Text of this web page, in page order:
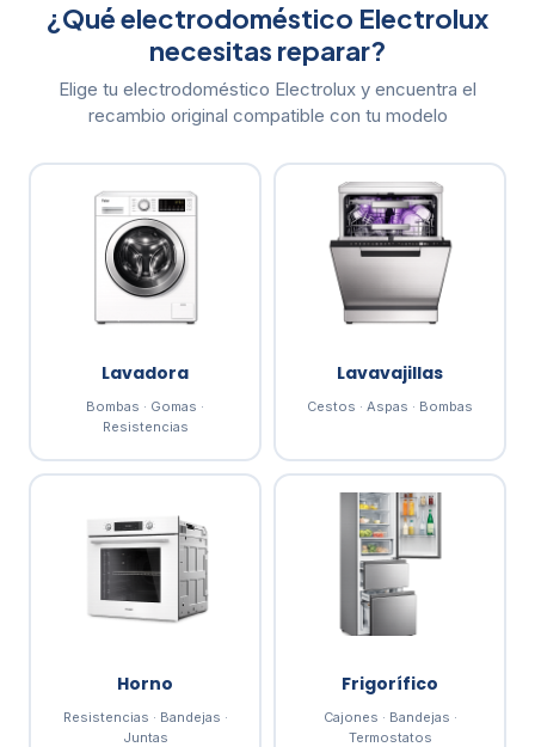
¿Qué electrodoméstico Electrolux
necesitas reparar?
Elige tu electrodoméstico Electrolux y encuentra el
recambio original compatible con tu modelo
Lavadora
Bombas · Gomas ·
Resistencias
Lavavajillas
Cestos · Aspas · Bombas
Horno
Resistencias · Bandejas ·
Juntas
Frigorífico
Cajones · Bandejas ·
Termostatos